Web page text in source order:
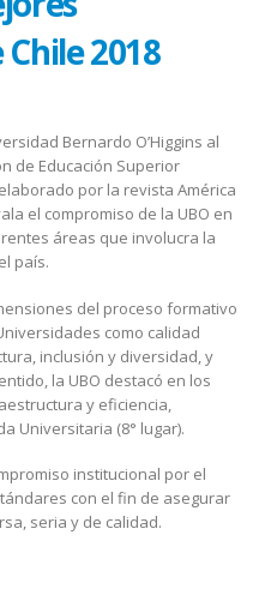
2018
Bernardo O’Higgins al
de Educación Superior
por la revista América
el compromiso de la UBO en
áreas que involucra la
país.
del proceso formativo
como calidad
inclusión y diversidad, y
la UBO destacó en los
y eficiencia,
Universitaria (8° lugar).
institucional por el
con el fin de asegurar
seria y de calidad.